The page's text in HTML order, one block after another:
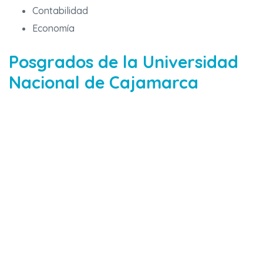
Contabilidad
Economía
Posgrados de la Universidad
Nacional de Cajamarca